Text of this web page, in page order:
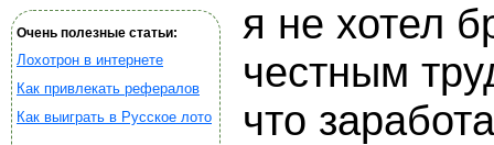
Очень полезные статьи:
Лохотрон в интернете
Как привлекать рефералов
Как выиграть в Русское лото
я не хотел
честным
что